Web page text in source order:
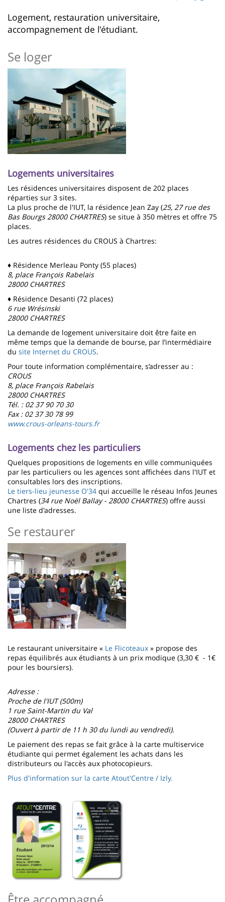
content
page
Contenu
de
la
page
principale
Logement, restauration universitaire,
accompagnement de l'étudiant.
Se loger
Logements universitaires
Les résidences universitaires disposent de 202 places
réparties sur 3 sites.
La plus proche de l'IUT, la résidence Jean Zay (25, 27 rue des
Bas Bourgs 28000 CHARTRES) se situe à 350 mètres et offre 75
places.
Les autres résidences du CROUS à Chartres:
♦ Résidence Merleau Ponty (55 places)
8, place François Rabelais
28000 CHARTRES
♦ Résidence Desanti (72 places)
6 rue Wrésinski
28000 CHARTRES
La demande de logement universitaire doit être faite en
même temps que la demande de bourse, par l’intermédiaire
du site Internet du CROUS.
Pour toute information complémentaire, s’adresser au :
CROUS
8, place François Rabelais
28000 CHARTRES
Tél. : 02 37 90 70 30
Fax : 02 37 30 78 99
www.crous-orleans-tours.fr
Logements chez les particuliers
Quelques propositions de logements en ville communiquées
par les particuliers ou les agences sont affichées dans l'IUT et
consultables lors des inscriptions.
Le tiers-lieu jeunesse O'34 qui accueille le réseau Infos Jeunes
Chartres (34 rue Noël Ballay - 28000 CHARTRES) offre aussi
une liste d'adresses.
Se restaurer
Le restaurant universitaire « Le Flicoteaux » propose des
repas équilibrés aux étudiants à un prix modique (3,30 € - 1€
pour les boursiers).
Adresse :
Proche de l'IUT (500m)
1 rue Saint-Martin du Val
28000 CHARTRES
(Ouvert à partir de 11 h 30 du lundi au vendredi).
Le paiement des repas se fait grâce à la carte multiservice
étudiante qui permet également les achats dans les
distributeurs ou l'accès aux photocopieurs.
Plus d'information sur la carte Atout'Centre / Izly.
Imagen